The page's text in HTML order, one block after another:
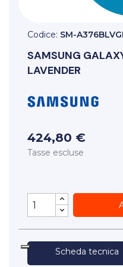
Codice: SM-
SAMSUNG
LAVENDER
424,80 €
Tasse escluse
Scheda tecnica